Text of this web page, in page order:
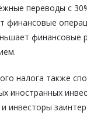
переводы с
финансовые
финансовые
налога также
иностранных
инвесторы